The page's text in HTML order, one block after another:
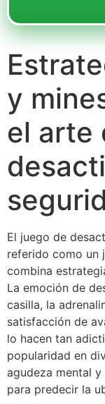
y
el arte
El juego de
referido como un
combina
La emoción de
casilla, la
satisfacción de
lo hacen tan
popularidad en
agudeza mental
para predecir la